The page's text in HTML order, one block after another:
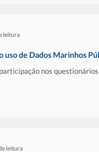
uso de Dados Marinhos
nos questionários
leitura
leitura